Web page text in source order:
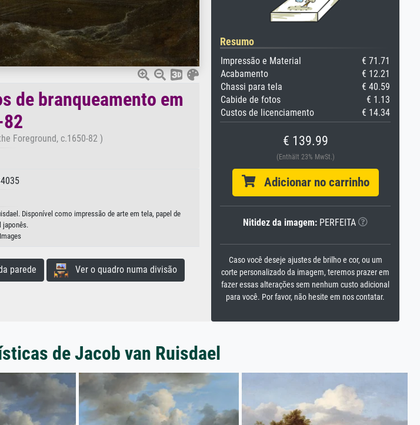
de branqueamento em
Foreground, c.1650-82 )
Disponível como impressão de arte em tela, papel de
japonês.
parede Ver o quadro numa divisão
Resumo
Impressão e Material
€ 71.71
Acabamento
€ 12.21
Chassi para tela
€ 40.59
Cabide de fotos
€ 1.13
Custos de licenciamento
€ 14.34
€ 139.99
(Enthält 23% MwSt.)
Adicionar no carrinho
Nitidez da imagem: PERFEITA
Caso você deseje ajustes de brilho e cor, ou um
corte personalizado da imagem, teremos prazer em
fazer essas alterações sem nenhum custo adicional
para você. Por favor, não hesite em nos contatar.
de Jacob van Ruisdael